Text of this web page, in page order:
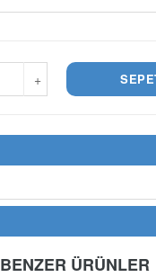
+
BENZER ÜRÜNLER